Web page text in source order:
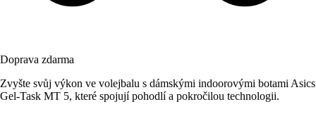
Doprava zdarma
Zvyšte svůj výkon ve volejbalu s dámskými indoorovými botami Asics
Gel-Task MT 5, které spojují pohodlí a pokročilou technologii.